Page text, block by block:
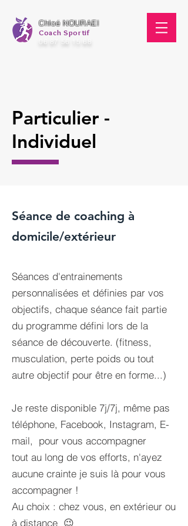
Chloé NOURAEI
Coach Sportif
06 87 56 15 68
Séance de coaching à
domicile/extérieur
Séances d'entrainements
personnalisées et définies par vos
objectifs, chaque séance fait partie
du programme défini lors de la
séance de découverte. (fitness,
musculation, perte poids ou tout
autre objectif pour être en forme...)
Je reste disponible 7j/7j, même pas
téléphone, Facebook, Instagram, E-
mail, pour vous accompagner
tout au long de vos efforts, n'ayez
aucune crainte je suis là pour vous
accompagner !
Au choix : chez vous, en extérieur ou
à distance 😉
Particulier -
Individuel